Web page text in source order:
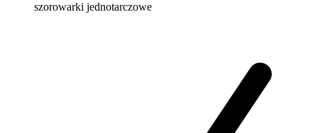
szorowarki jednotarczowe